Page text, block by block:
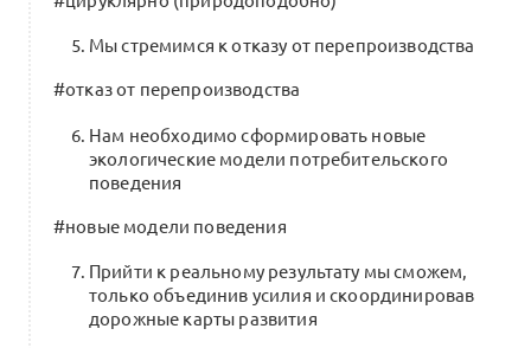
в рамках исследования Рексофт
стратегия ШД НИУ ВШЭ и Альянса
1 комментарий
Мы стремимся к отказу от перепроизводства
#отказ от перепроизводства
Нам необходимо сформировать новые
экологические модели потребительского
поведения
#новые модели поведения
Прийти к реальному результату мы сможем,
только объединив усилия и скоординировав
дорожные карты развития